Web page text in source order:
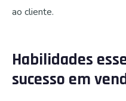
ao cliente.
Habilidades
sucesso em